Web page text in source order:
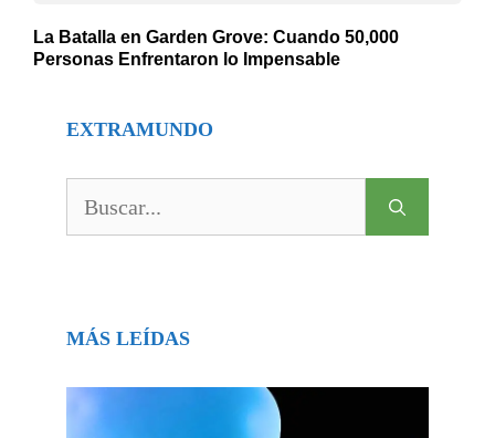
La Batalla en Garden Grove: Cuando 50,000
Personas Enfrentaron lo Impensable
EXTRAMUNDO
MÁS LEÍDAS